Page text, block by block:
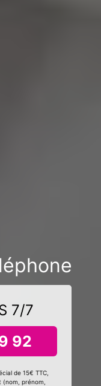
7/7
92
de 15€ TTC,
prénom,